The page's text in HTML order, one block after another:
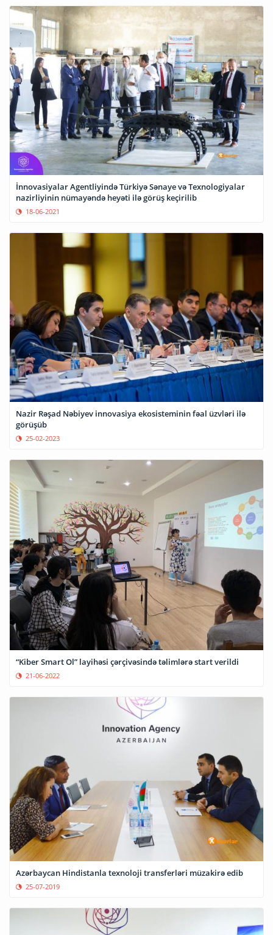
İnnovasiyalar Agentliyində Türkiyə Sənaye və Texnologiyalar
nazirliyinin nümayəndə heyəti ilə görüş keçirilib
18-06-2021
Nazir Rəşad Nəbiyev innovasiya ekosisteminin fəal üzvləri ilə
görüşüb
25-02-2023
“Kiber Smart Ol” layihəsi çərçivəsində təlimlərə start verildi
21-06-2022
Azərbaycan Hindistanla texnoloji transferləri müzakirə edib
25-07-2019